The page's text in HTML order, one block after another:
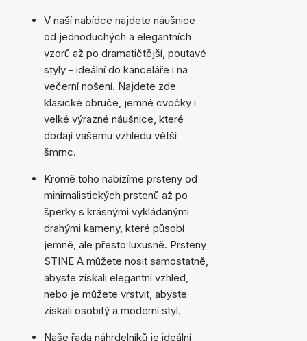
V naší nabídce najdete náušnice
od jednoduchých a elegantních
vzorů až po dramatičtější, poutavé
styly - ideální do kanceláře i na
večerní nošení. Najdete zde
klasické obruče, jemné cvočky i
velké výrazné náušnice, které
dodají vašemu vzhledu větší
šmrnc.
Kromě toho nabízíme prsteny od
minimalistických prstenů až po
šperky s krásnými vykládanými
drahými kameny, které působí
jemně, ale přesto luxusně. Prsteny
STINE A můžete nosit samostatně,
abyste získali elegantní vzhled,
nebo je můžete vrstvit, abyste
získali osobitý a moderní styl.
Naše řada náhrdelníků je ideální